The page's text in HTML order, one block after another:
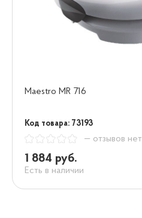
Maestro MR 716
Код товара: 73193
— отзывов нет
1 884 руб.
Есть в наличии